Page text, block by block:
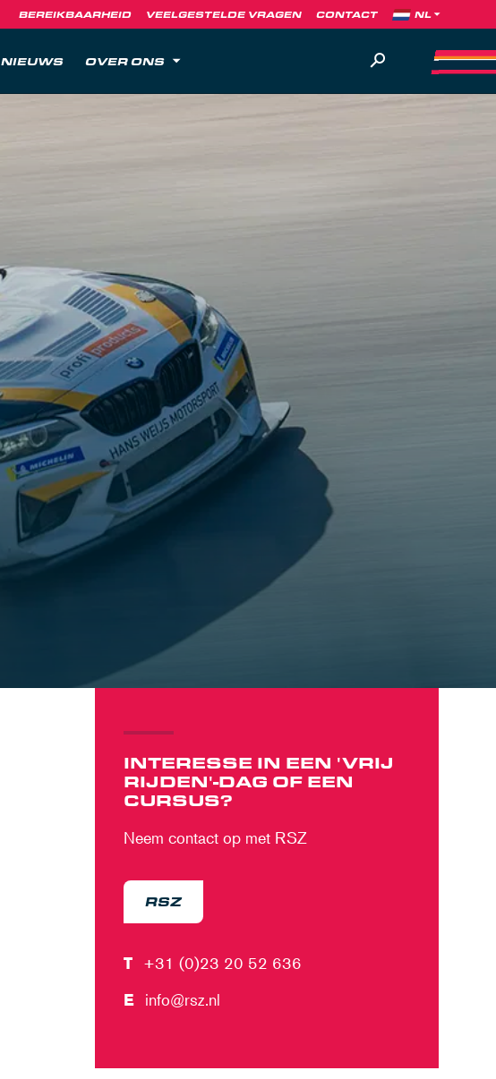
BEREIKBAARHEID VEELGESTELDE VRAGEN CONTACT
NIEUWS OVER ONS
INTERESSE IN EEN 'VRIJ
RIJDEN'-DAG OF EEN
CURSUS?
Neem contact op met RSZ
RSZ
T +31 (0)23 20 52 636
E info@rsz.nl